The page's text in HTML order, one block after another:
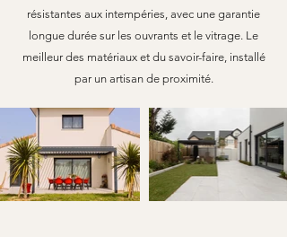
résistantes aux intempéries, avec une garantie
longue durée sur les ouvrants et le vitrage. Le
meilleur des matériaux et du savoir-faire, installé
par un artisan de proximité.